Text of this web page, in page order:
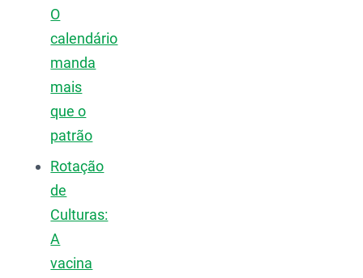
O
calendário
manda
mais
que o
patrão
Rotação
de
Culturas:
A
vacina